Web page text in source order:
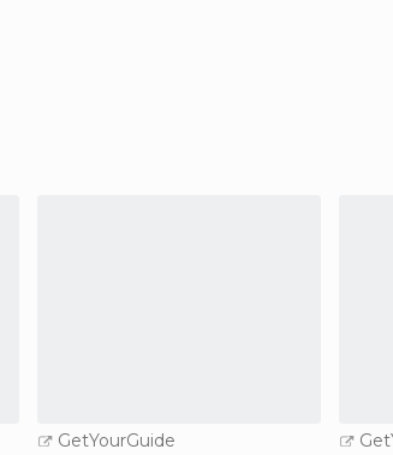
GetYourGuide